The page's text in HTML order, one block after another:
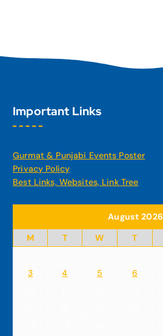
Important Links
Gurmat & Punjabi Events Poster
Privacy Policy
Best Links, Websites, Link Tree
August 2026
M
T W T
3
4 5 6